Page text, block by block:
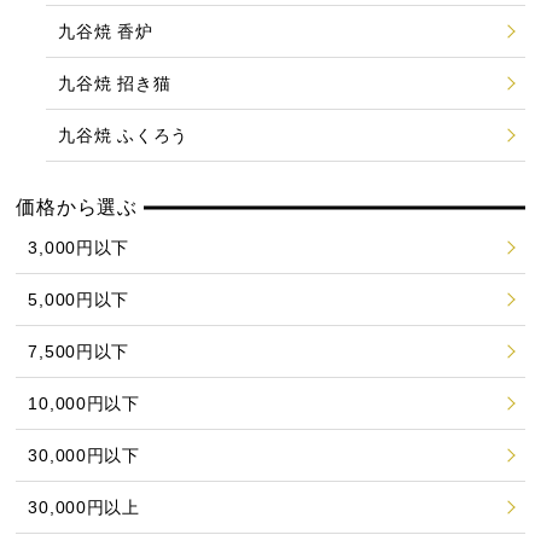
九谷焼 香炉
九谷焼 招き猫
九谷焼 ふくろう
価格から選ぶ
3,000円以下
5,000円以下
7,500円以下
10,000円以下
30,000円以下
30,000円以上